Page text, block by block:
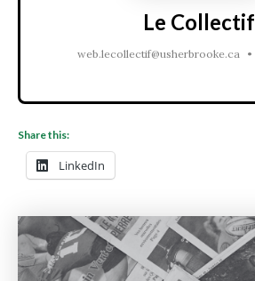
Le Collectif
web.lecollectif@usherbrooke.ca •
Share this:
LinkedIn